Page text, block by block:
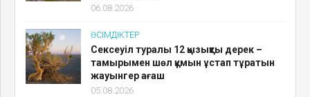
06.08.2026
ӨСІМДІКТЕР
Сексеуіл туралы 12 қызықты дерек –
тамырымен шөл құмын ұстап тұратын
жауынгер ағаш
05.08.2026